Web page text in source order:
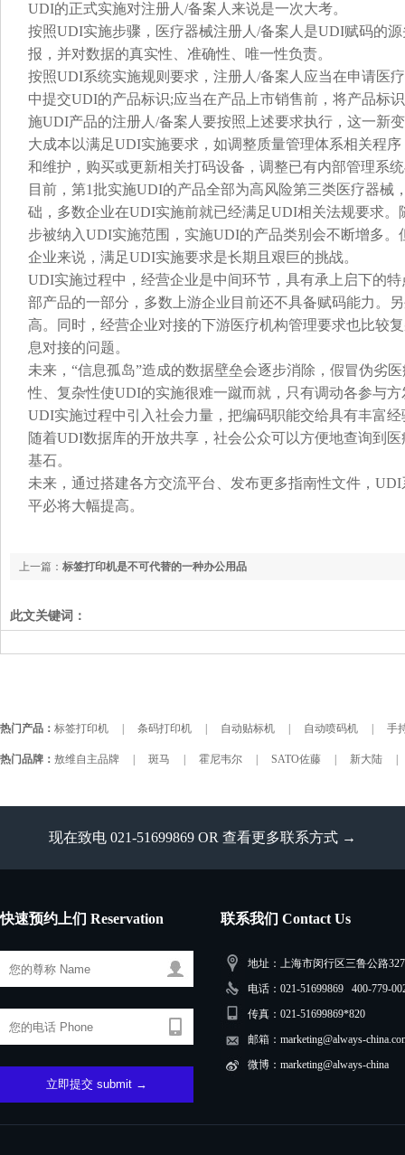
UDI的正式实施对注册人/备案人来说是一次大考。
按照UDI实施步骤，医疗器械注册人/备案人是UDI赋码的
报，并对数据的真实性、准确性、唯一性负责。
按照UDI系统实施规则要求，注册人/备案人应当在申请医
中提交UDI的产品标识;应当在产品上市销售前，将产品标
施UDI产品的注册人/备案人要按照上述要求执行，这一新
大成本以满足UDI实施要求，如调整质量管理体系相关程
和维护，购买或更新相关打码设备，调整已有内部管理系
目前，第1批实施UDI的产品全部为高风险第三类医疗器
础，多数企业在UDI实施前就已经满足UDI相关法规要求
步被纳入UDI实施范围，实施UDI的产品类别会不断增多
企业来说，满足UDI实施要求是长期且艰巨的挑战。
UDI实施过程中，经营企业是中间环节，具有承上启下的
部产品的一部分，多数上游企业目前还不具备赋码能力。
高。同时，经营企业对接的下游医疗机构管理要求也比较
息对接的问题。
未来，“信息孤岛”造成的数据壁垒会逐步消除，假冒伪劣
性、复杂性使UDI的实施很难一蹴而就，只有调动各参与
UDI实施过程中引入社会力量，把编码职能交给具有丰富
随着UDI数据库的开放共享，社会公众可以方便地查询到
基石。
未来，通过搭建各方交流平台、发布更多指南性文件，
平必将大幅提高。
上一篇： 标签打印机是不可代替的一种办公用品
此文关键词：
热门产品： 标签打印机 条码打印机 自动贴标机 自动喷码机 手
热门品牌： 敖维自主品牌 斑马 霍尼韦尔 SATO佐藤 新大陆
现在致电 021-51699869 OR 查看更多联系方式 →
快速预约上们 Reservation 联系我们 Contact Us
地址：上海市闵行区三鲁公路
电话：021-51699869 400-779-
传真：021-51699869*820
邮箱：marketing@always-
微博：marketing@always-china